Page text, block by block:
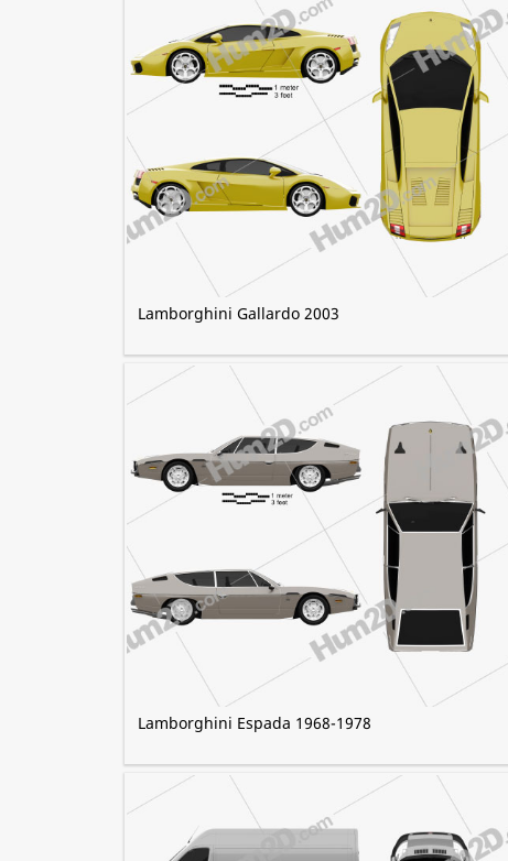
Lamborghini Gallardo 2003
Lamborghini Espada 1968-1978